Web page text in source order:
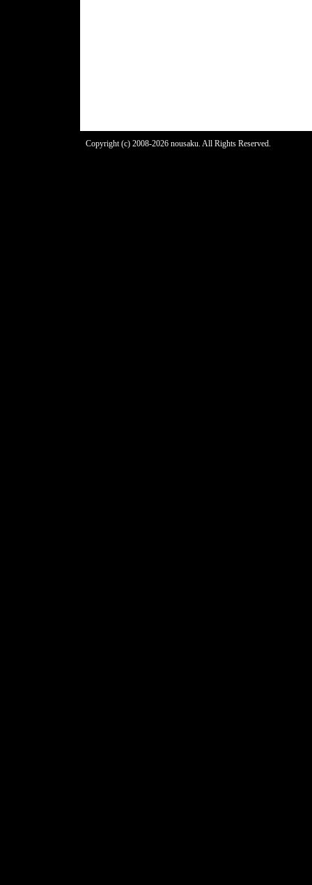
Copyright (c) 2008-2026 nousaku. All Rights Reserved.